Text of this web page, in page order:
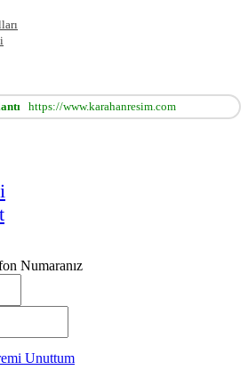
https://www.karahanresim.com
Numaranız
Unuttum